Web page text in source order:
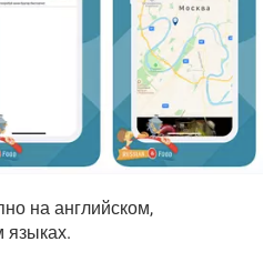
на английском,
языках.